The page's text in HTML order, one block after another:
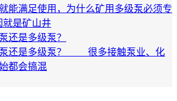
能满足使用，为什么矿用多级泵必须专
就是矿山井
还是多级泵？
泵还是多级泵？ 很多接触泵业、化
都会搞混